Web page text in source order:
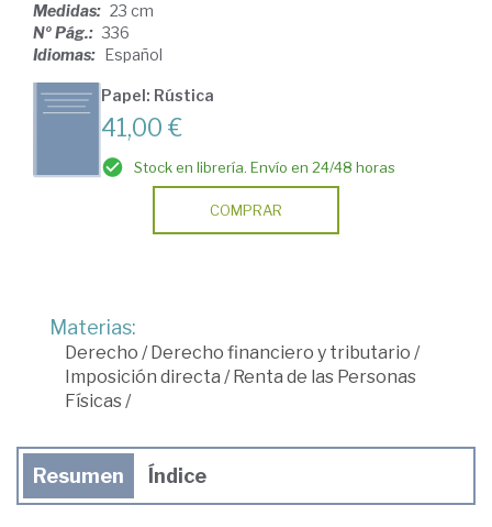
Medidas: 23 cm
Nº Pág.: 336
Idiomas: Español
Papel: Rústica
41,00 €
Stock en librería. Envío en 24/48 horas
COMPRAR
Materias:
Derecho / Derecho financiero y tributario /
Imposición directa / Renta de las Personas
Físicas/
Resumen Índice